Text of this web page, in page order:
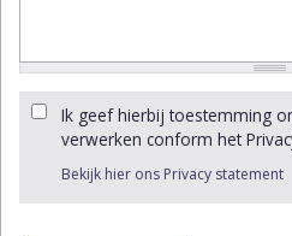
Ik geef hierbij toestemming
verwerken conform het
Bekijk hier ons Privacy statement